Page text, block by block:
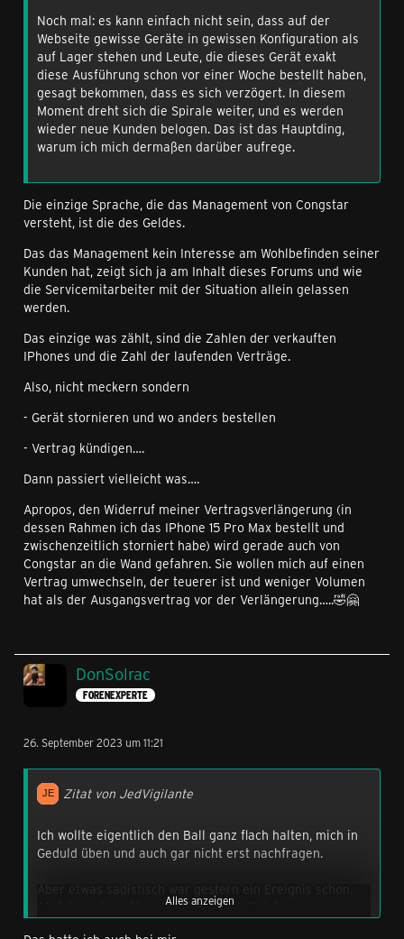
Noch mal: es kann einfach nicht sein, dass auf der
Webseite gewisse Geräte in gewissen Konfiguration als
auf Lager stehen und Leute, die dieses Gerät exakt
diese Ausführung schon vor einer Woche bestellt haben,
gesagt bekommen, dass es sich verzögert. In diesem
Moment dreht sich die Spirale weiter, und es werden
wieder neue Kunden belogen. Das ist das Hauptding,
warum ich mich dermaßen darüber aufrege.
Die einzige Sprache, die das Management von Congstar
versteht, ist die des Geldes.
Das das Management kein Interesse am Wohlbefinden seiner
Kunden hat, zeigt sich ja am Inhalt dieses Forums und wie
die Servicemitarbeiter mit der Situation allein gelassen
werden.
Das einzige was zählt, sind die Zahlen der verkauften
IPhones und die Zahl der laufenden Verträge.
Also, nicht meckern sondern
- Gerät stornieren und wo anders bestellen
- Vertrag kündigen….
Dann passiert vielleicht was….
Apropos, den Widerruf meiner Vertragsverlängerung (in
dessen Rahmen ich das IPhone 15 Pro Max bestellt und
zwischenzeitlich storniert habe) wird gerade auch von
Congstar an die Wand gefahren. Sie wollen mich auf einen
Vertrag umwechseln, der teuerer ist und weniger Volumen
hat als der Ausgangsvertrag vor der Verlängerung…..🤣🤗
DonSolrac
FORENEXPERTE
26. September 2023 um 11:21
Zitat von JedVigilante
Ich wollte eigentlich den Ball ganz flach halten, mich in
Geduld üben und auch gar nicht erst nachfragen.
Als ich gestern Abend meinen Bestellstatus
Alles anzeigen